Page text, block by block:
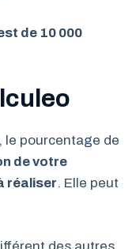
de 10 000
le pourcentage de
de votre
réaliser. Elle peut
des autres